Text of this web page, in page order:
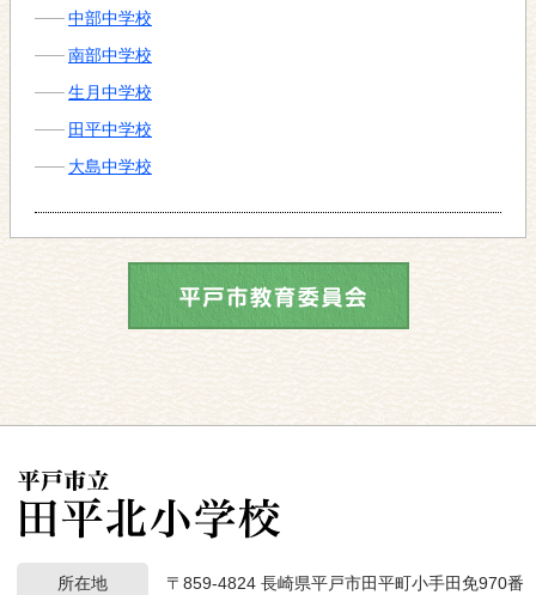
中部中学校
南部中学校
生月中学校
田平中学校
大島中学校
所在地 〒859-4824 長崎県平戸市田平町小手田免970番